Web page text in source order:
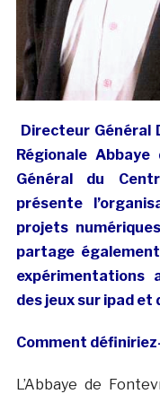
Directeur Général
Régionale
Général du
présente
projets
partage
expérimentations
des jeux sur ipad et
Comment
L’Abbaye de